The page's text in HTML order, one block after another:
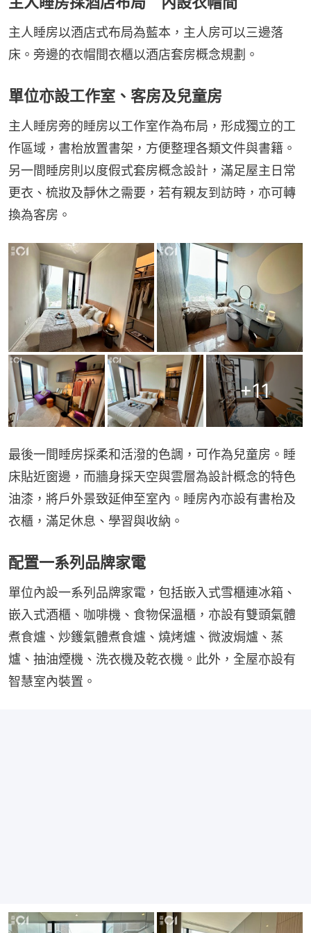
主人睡房以酒店式布局為藍本，主人房可以三邊落
床。旁邊的衣帽間衣櫃以酒店套房概念規劃。
單位亦設工作室、客房及兒童房
主人睡房旁的睡房以工作室作為布局，形成獨立的工
作區域，書枱放置書架，方便整理各類文件與書籍。
另一間睡房則以度假式套房概念設計，滿足屋主日常
更衣、梳妝及靜休之需要，若有親友到訪時，亦可轉
換為客房。
+11
最後一間睡房採柔和活潑的色調，可作為兒童房。睡
床貼近窗邊，而牆身採天空與雲層為設計概念的特色
油漆，將戶外景致延伸至室內。睡房內亦設有書枱及
衣櫃，滿足休息、學習與收納。
配置一系列品牌家電
單位內設一系列品牌家電，包括嵌入式雪櫃連冰箱、
嵌入式酒櫃、咖啡機、食物保溫櫃，亦設有雙頭氣體
煮食爐、炒鑊氣體煮食爐、燒烤爐、微波焗爐、蒸
爐、抽油煙機、洗衣機及乾衣機。此外，全屋亦設有
智慧室內裝置。